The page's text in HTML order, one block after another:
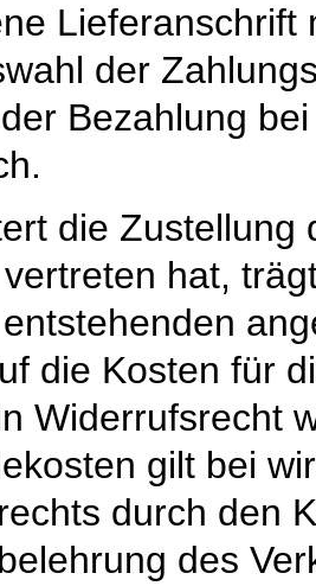
Lieferanschrift
der
Bezahlung
die Zustellung
hat,
die Kosten für
Widerrufsrecht
gilt bei
durch den
des